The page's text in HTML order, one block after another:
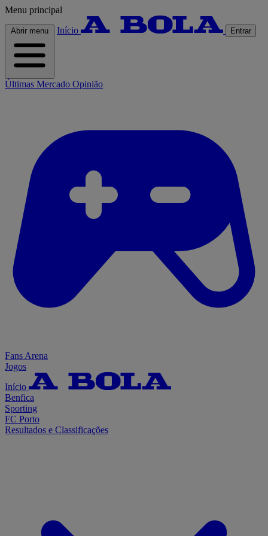
Menu principal
Abrir menu Início Entrar
Últimas Mercado Opinião
Fans Arena
Jogos
Início
Benfica
Sporting
FC Porto
Resultados e Classificações